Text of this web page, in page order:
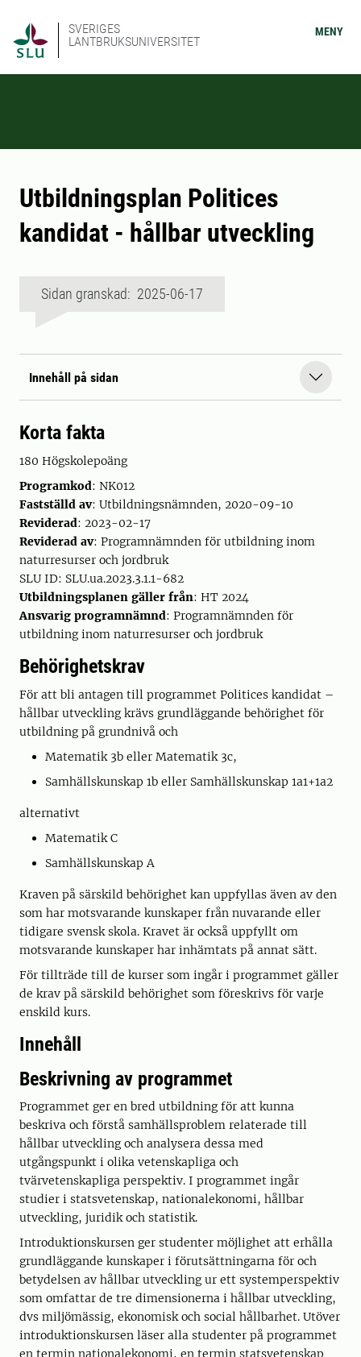
SVERIGES
LANTBRUKSUNIVERSITET
MENY
Utbildningsplan Politices
kandidat - hållbar utveckling
Sidan granskad: 2025-06-17
Innehåll på sidan
Korta fakta
180 Högskolepoäng
Programkod: NK012
Fastställd av: Utbildningsnämnden, 2020-09-10
Reviderad: 2023-02-17
Reviderad av: Programnämnden för utbildning inom
naturresurser och jordbruk
SLU ID: SLU.ua.2023.3.1.1-682
Utbildningsplanen gäller från: HT 2024
Ansvarig programnämnd: Programnämnden för
utbildning inom naturresurser och jordbruk
Behörighetskrav
För att bli antagen till programmet Politices kandidat –
hållbar utveckling krävs grundläggande behörighet för
utbildning på grundnivå och
Matematik 3b eller Matematik 3c,
Samhällskunskap 1b eller Samhällskunskap 1a1+1a2
alternativt
Matematik C
Samhällskunskap A
Kraven på särskild behörighet kan uppfyllas även av den
som har motsvarande kunskaper från nuvarande eller
tidigare svensk skola. Kravet är också uppfyllt om
motsvarande kunskaper har inhämtats på annat sätt.
För tillträde till de kurser som ingår i programmet gäller
de krav på särskild behörighet som föreskrivs för varje
enskild kurs.
Innehåll
Beskrivning av programmet
Programmet ger en bred utbildning för att kunna
beskriva och förstå samhällsproblem relaterade till
hållbar utveckling och analysera dessa med
utgångspunkt i olika vetenskapliga och
tvärvetenskapliga perspektiv. I programmet ingår
studier i statsvetenskap, nationalekonomi, hållbar
utveckling, juridik och statistik.
Introduktionskursen ger studenter möjlighet att erhålla
grundläggande kunskaper i förutsättningarna för och
betydelsen av hållbar utveckling ur ett systemperspektiv
som omfattar de tre dimensionerna i hållbar utveckling,
dvs miljömässig, ekonomisk och social hållbarhet. Utöver
introduktionskursen läser alla studenter på programmet
en termin nationalekonomi, en termin statsvetenskap